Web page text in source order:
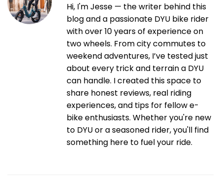
Hi, I'm Jesse — the writer behind this
blog and a passionate DYU bike rider
with over 10 years of experience on
two wheels. From city commutes to
weekend adventures, I’ve tested just
about every trick and terrain a DYU
can handle. I created this space to
share honest reviews, real riding
experiences, and tips for fellow e-
bike enthusiasts. Whether you're new
to DYU or a seasoned rider, you'll find
something here to fuel your ride.